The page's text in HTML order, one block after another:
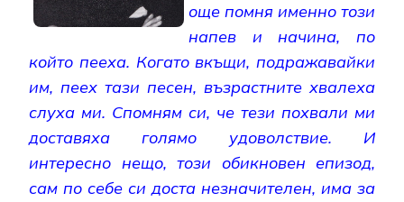
още помня именно този
напев и начина, по
който пееха. Когато вкъщи, подражавайки
им, пеех тази песен, възрастните хвалеха
слуха ми. Спомням си, че тези похвали ми
доставяха голямо удоволствие. И
интересно нещо, този обикновен епизод,
сам по себе си доста незначителен, има за